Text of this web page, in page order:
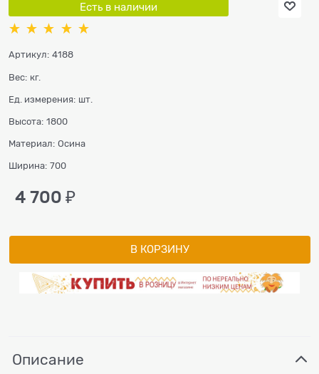
Есть в наличии
Артикул: 4188
Вес: кг.
Ед. измерения: шт.
Высота: 1800
Материал: Осина
Ширина: 700
4 700 ₽
В КОРЗИНУ
Описание